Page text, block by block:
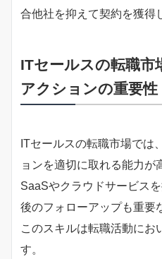
合他社を抑えて契約を獲得
ITセールスの転職市
アクションの重要性
ITセールスの転職市場では
ョンを適切に取れる能力が
SaaSやクラウドサービス
後のフォローアップも重要
このスキルは転職活動にお
す。